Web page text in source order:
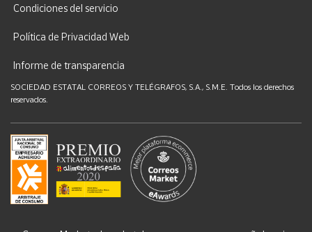
Condiciones del servicio
Política de Privacidad Web
Informe de transparencia
SOCIEDAD ESTATAL CORREOS Y TELÉGRAFOS, S.A., S.M.E. Todos los derechos
reservados.